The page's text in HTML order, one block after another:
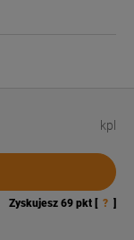
kpl
Zyskujesz 69 pkt [ ? ]